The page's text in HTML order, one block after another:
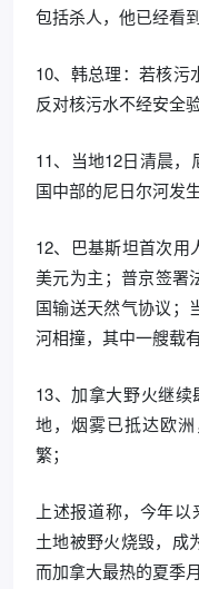
包括杀人，他已经看
10、韩总理：若核污
反对核污水不经安全
11、当地12日清晨
国中部的尼日尔河发
12、巴基斯坦首次用
美元为主；普京签署
国输送天然气协议；
河相撞，其中一艘载
13、加拿大野火继
地，烟雾已抵达欧
繁；
上述报道称，今年
土地被野火烧毁，成
而加拿大最热的夏季